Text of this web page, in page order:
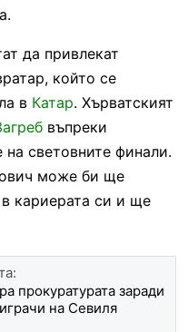
да привлекат
който се
в Катар. Хърватският
въпреки
на световните финали.
може би ще
кариерата си и ще
прокуратурата заради
на Севиля